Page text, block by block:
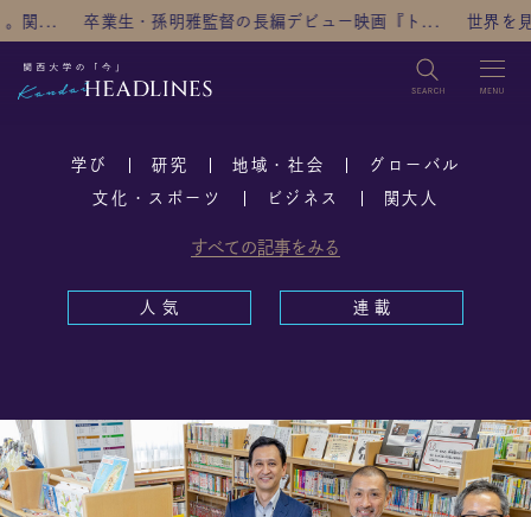
監督の長編デビュー映画『ト... 世界を見据え、未来へ踏み出す
検索
TOP
研究 グローバル
人気
学び 研究 地域・社会 グローバル
文化・スポーツ ビジネス 関大人
すべての記事をみる
人 気 連 載